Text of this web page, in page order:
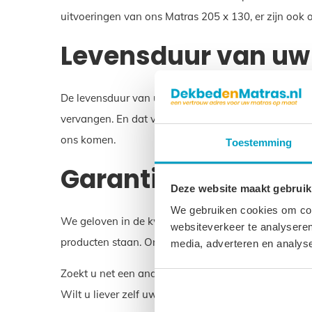
Toestemming
Deze website maakt
We gebruiken cookies om
websiteverkeer te
media, adverteren en
uitvoeringen van ons Matras 205 x 130, er zijn ook
Levensduur van
De levensduur van uw Matras 205 x 130 is
vervangen. En dat voorkomt belasting op het
ons komen.
Garantie op uw
We geloven in de kwaliteit van uw Matras 205 x
producten staan. Onze matrassen worden in
Zoekt u net een andere maat dan Matras 205 x
Wilt u liever zelf uw matras samenstellen? Dat kan